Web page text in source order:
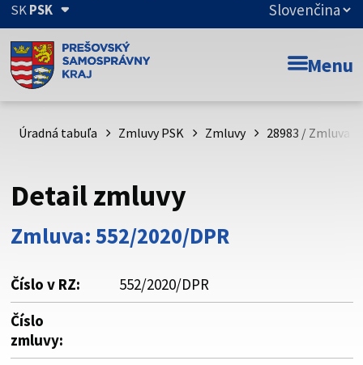
SKPSK
Doména psk.sk je oficiálna
Toto je oficiálna webová stránka Prešovského
psk.sk.
Buďte pozorní a vždy sa uistite, že zdieľate informácie iba
cez zabezpečenú webovú stránku. Zabezpečená stránka
vždy začína https:// pred názvom domény webového sídla.
Menu
Úradná tabuľa Zmluvy PSK Zmluvy 28983 / Zmluva
Detail zmluvy
Zmluva: 552/2020/DPR
Číslo v RZ:
552/2020/DPR
Číslo
zmluvy: